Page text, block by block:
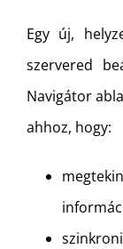
Egy új,
szervered
Navigátor
ahhoz, hogy: